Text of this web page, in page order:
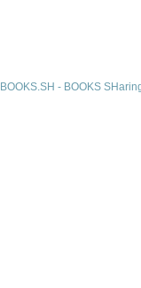
BOOKS.SH - BOOKS